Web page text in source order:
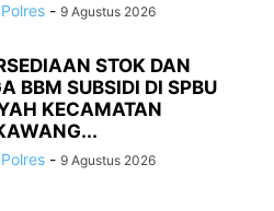
- 9 Agustus 2026
STOK DAN
BBM SUBSIDI DI SPBU
KECAMATAN
- 9 Agustus 2026